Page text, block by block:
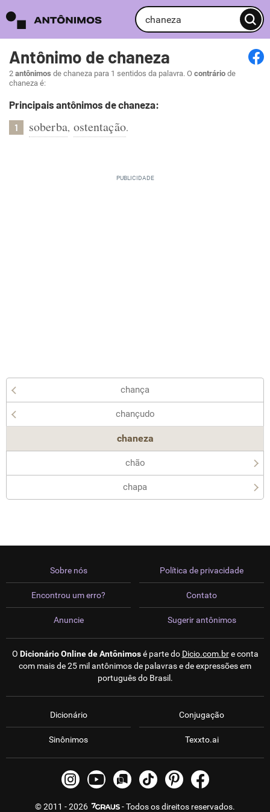
Antônimo de chaneza
2 antônimos de chaneza para 1 sentidos da palavra. O contrário de
chaneza é:
Principais antônimos de chaneza:
1 soberba, ostentação.
chança
chançudo
chaneza
chão
chapa
Sobre nós
Encontrou um erro?
Anuncie
Política de privacidade
Contato
Sugerir antônimos
O Dicionário Online de Antônimosé parte do Dicio.com.bre conta
com mais de 25 mil antônimos de palavras e de expressões em
português do Brasil.
Dicionário
Sinônimos
Conjugação
Texxto.ai
© 2011 - 2026 - Todos os direitos reservados.